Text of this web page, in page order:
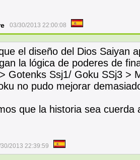
03/30/2013 22:00:08
el diseño del Dios Saiyan
la lógica de poderes de
Gotenks Ssj1/ Goku SSj3 >
no pudo mejorar
que la historia sea cuerda
2013 22:39:59